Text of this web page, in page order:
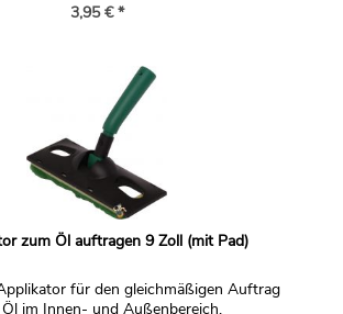
3,95 € *
zum Öl auftragen 9 Zoll (mit Pad)
für den gleichmäßigen Auftrag
im Innen- und Außenbereich.